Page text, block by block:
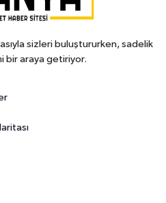
sizleri buluştururken, sadelik
bir araya getiriyor.